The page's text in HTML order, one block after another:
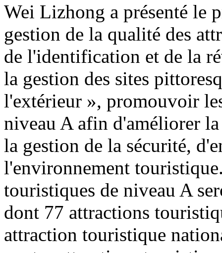
Wei Lizhong a présenté le
gestion de la qualité des
de l'identification et de la
la gestion des sites
l'extérieur », promouvoir
niveau A afin d'améliorer
la gestion de la sécurité,
l'environnement
touristiques de niveau A
dont 77 attractions
attraction touristique